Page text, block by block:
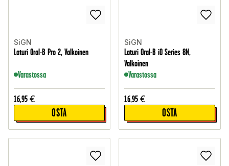
SiGN
Laturi Oral-B Pro 2, Valkoinen
Varastossa
16,95 €
OSTA
SiGN
Laturi Oral-B iO Series 8N,
Valkoinen
Varastossa
16,95 €
OSTA